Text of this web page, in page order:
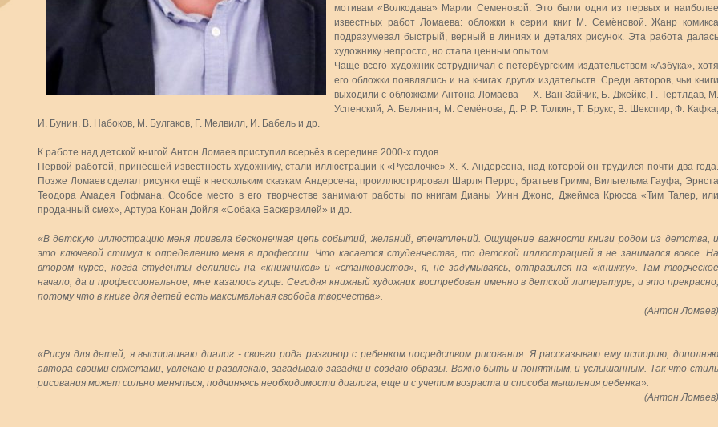
мотивам «Волкодава» Марии Семеновой. Это были одни из первых и наиболее
известных работ Ломаева: обложки к серии книг М. Семёновой. Жанр комикса
подразумевал быстрый, верный в линиях и деталях рисунок. Эта работа далась
художнику непросто, но стала ценным опытом.
Чаще всего художник сотрудничал с петербургским издательством «Азбука», хотя
его обложки появлялись и на книгах других издательств. Среди авторов, чьи книги
выходили с обложками Антона Ломаева — Х. Ван Зайчик, Б. Джейкс, Г. Тертлдав, М.
Успенский, А. Белянин, М. Семёнова, Д. Р. Р. Толкин, Т. Брукс, В. Шекспир, Ф. Кафка,
И. Бунин, В. Набоков, М. Булгаков, Г. Мелвилл, И. Бабель и др.
К работе над детской книгой Антон Ломаев приступил всерьёз в середине 2000-х годов.
Первой работой, принёсшей известность художнику, стали иллюстрации к «Русалочке» Х. К. Андерсена, над которой он трудился почти два года.
Позже Ломаев сделал рисунки ещё к нескольким сказкам Андерсена, проиллюстрировал Шарля Перро, братьев Гримм, Вильгельма Гауфа, Эрнста
Теодора Амадея Гофмана. Особое место в его творчестве занимают работы по книгам Дианы Уинн Джонс, Джеймса Крюсса «Тим Талер, или
проданный смех», Артура Конан Дойля «Собака Баскервилей» и др.
«В детскую иллюстрацию меня привела бесконечная цепь событий, желаний, впечатлений. Ощущение важности книги родом из детства, и
это ключевой стимул к определению меня в профессии. Что касается студенчества, то детской иллюстрацией я не занимался вовсе. На
втором курсе, когда студенты делились на «книжников» и «станковистов», я, не задумываясь, отправился на «книжку». Там творческое
начало, да и профессиональное, мне казалось гуще. Сегодня книжный художник востребован именно в детской литературе, и это прекрасно,
потому что в книге для детей есть максимальная свобода творчества».
(Антон Ломаев)
«Рисуя для детей, я выстраиваю диалог - своего рода разговор с ребенком посредством рисования. Я рассказываю ему историю, дополняю
автора своими сюжетами, увлекаю и развлекаю, загадываю загадки и создаю образы. Важно быть и понятным, и услышанным. Так что стиль
рисования может сильно меняться, подчиняясь необходимости диалога, еще и с учетом возраста и способа мышления ребенка».
(Антон Ломаев)